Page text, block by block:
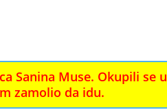
Sanina Muse. Okupili se u
zamolio da idu.